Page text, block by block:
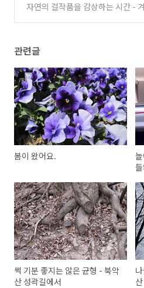
자연의 걸작품을 감상하는 시간 -
관련글
봄이 왔어요.
썩 기분 좋지는 않은 균형 - 북악
산 성곽길에서